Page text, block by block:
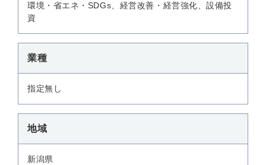
環境・省エネ・SDGs、経営改善・経営強化、設備投
資
業種
指定無し
地域
新潟県